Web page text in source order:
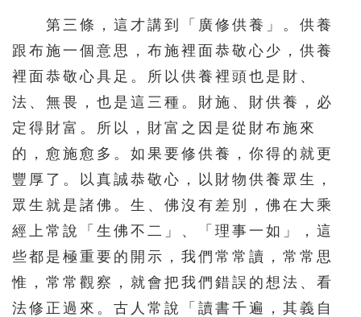
第三條，這才講到「廣修供養」。供養
跟布施一個意思，布施裡面恭敬心少，供養
裡面恭敬心具足。所以供養裡頭也是財、
法、無畏，也是這三種。財施、財供養，必
定得財富。所以，財富之因是從財布施來
的，愈施愈多。如果要修供養，你得的就更
豐厚了。以真誠恭敬心，以財物供養眾生，
眾生就是諸佛。生、佛沒有差別，佛在大乘
經上常說「生佛不二」、「理事一如」，這
些都是極重要的開示，我們常常讀，常常思
惟，常常觀察，就會把我們錯誤的想法、看
法修正過來。古人常說「讀書千遍，其義自